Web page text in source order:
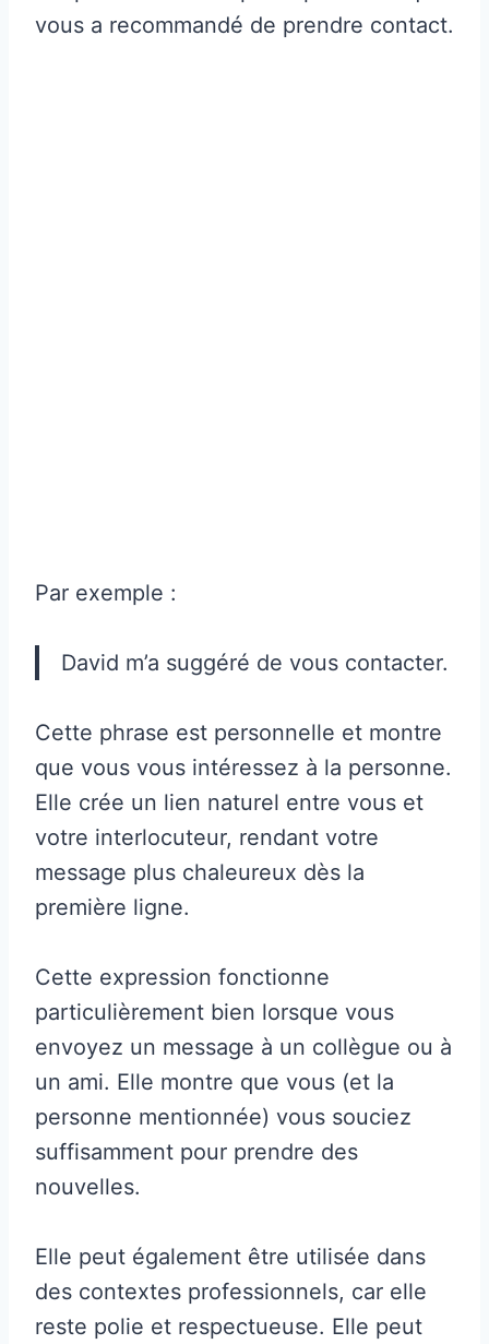
vous a recommandé de prendre contact.
Par exemple :
David m’a suggéré de vous contacter.
Cette phrase est personnelle et montre
que vous vous intéressez à la personne.
Elle crée un lien naturel entre vous et
votre interlocuteur, rendant votre
message plus chaleureux dès la
première ligne.
Cette expression fonctionne
particulièrement bien lorsque vous
envoyez un message à un collègue ou à
un ami. Elle montre que vous (et la
personne mentionnée) vous souciez
suffisamment pour prendre des
nouvelles.
Elle peut également être utilisée dans
des contextes professionnels, car elle
reste polie et respectueuse. Elle peut